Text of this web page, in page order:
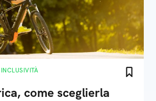
come sceglierla